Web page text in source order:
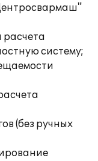
расчета
систему;
(без ручных